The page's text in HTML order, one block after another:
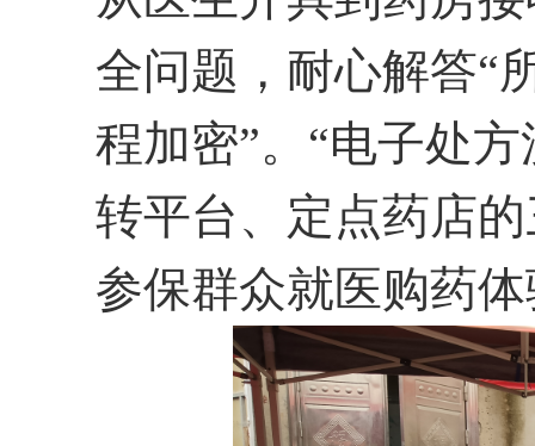
全问题， 耐心解答“
程加密”。 “电子处
转平台、定点药店
参保群众就医购药